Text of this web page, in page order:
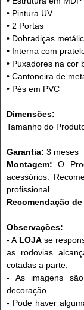
• Pintura UV
• 2 Portas
• Dobradiças
• Interna com
• Puxadores na cor
• Cantoneira de
• Pés em PVC
Dimensões:
Tamanho do
Garantia: 3 meses
Montagem: O
acessórios.
profissional
Recomendação
Observações:
- A LOJA se
as rodovias
cotadas a parte.
- As imagens
decoração.
- Pode haver